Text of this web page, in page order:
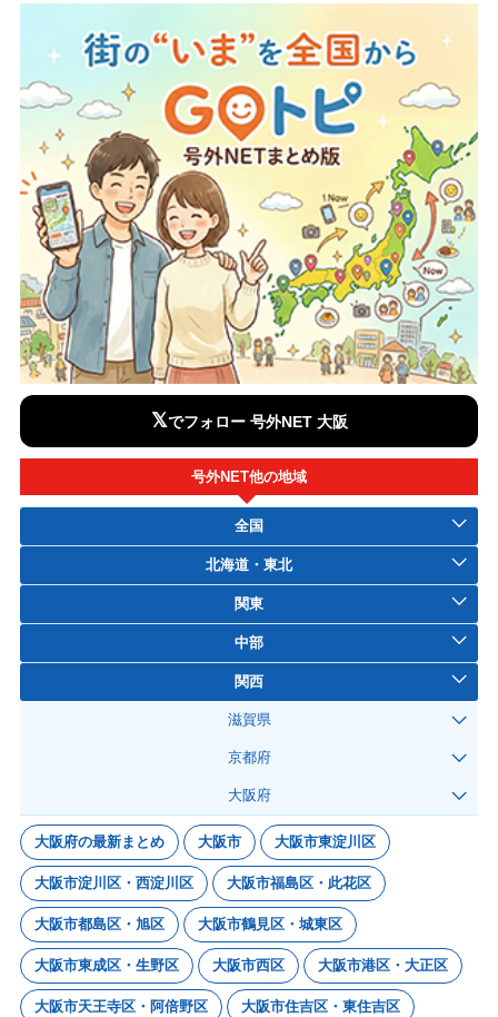
𝕏でフォロー 号外NET 大阪
号外NET他の地域
全国
北海道・東北
関東
中部
関西
滋賀県
京都府
大阪府
大阪府の最新まとめ 大阪市 大阪市東淀川区
大阪市淀川区・西淀川区 大阪市福島区・此花区
大阪市都島区・旭区 大阪市鶴見区・城東区
大阪市東成区・生野区 大阪市西区 大阪市港区・大正区
大阪市天王寺区・阿倍野区 大阪市住吉区・東住吉区